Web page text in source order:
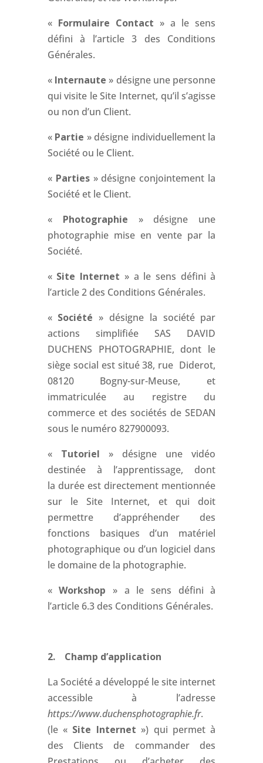
« Formulaire Contact » a le sens
défini à l’article 3 des Conditions
Générales.
« Internaute » désigne une personne
qui visite le Site Internet, qu’il s’agisse
ou non d’un Client.
« Partie » désigne individuellement la
Société ou le Client.
« Parties» désigne conjointement la
Société et le Client.
« Photographie » désigne une
photographie mise en vente par la
Société.
« Site Internet » a le sens défini à
l’article 2 des Conditions Générales.
« Société » désigne la société par
actions simplifiée SAS DAVID
DUCHENS PHOTOGRAPHIE, dont le
siège social est situé 38, rue Diderot,
08120 Bogny-sur-Meuse, et
immatriculée au registre du
commerce et des sociétés de SEDAN
sous le numéro 827900093.
« Tutoriel » désigne une vidéo
destinée à l’apprentissage, dont
la durée est directement mentionnée
sur le Site Internet, et qui doit
permettre d’appréhender des
fonctions basiques d’un matériel
photographique ou d’un logiciel dans
le domaine de la photographie.
«Workshop » a le sens défini à
l’article 6.3 des Conditions Générales.
2. Champ d’application
La Société a développé le site internet
accessible à l’adresse
https://www.duchensphotographie.fr.
(le « Site Internet ») qui permet à
des Clients de commander des